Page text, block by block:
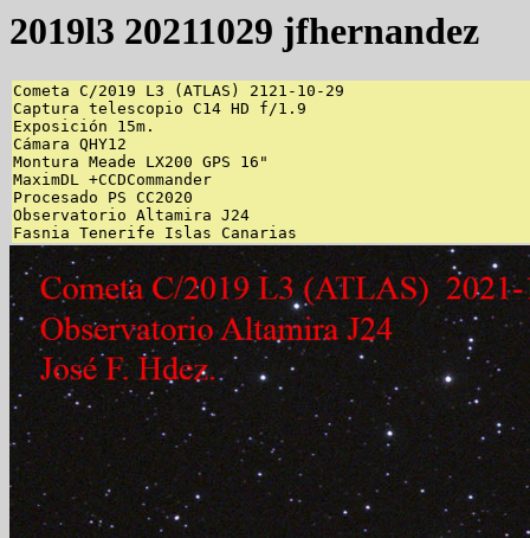
2019l3 20211029 jfhernandez
Cometa C/2019 L3 (ATLAS) 2121-10-29
Captura telescopio C14 HD f/1.9
Exposición 15m.
Cámara QHY12
Montura Meade LX200 GPS 16"
MaximDL +CCDCommander
Procesado PS CC2020
Observatorio Altamira J24
Fasnia Tenerife Islas Canarias